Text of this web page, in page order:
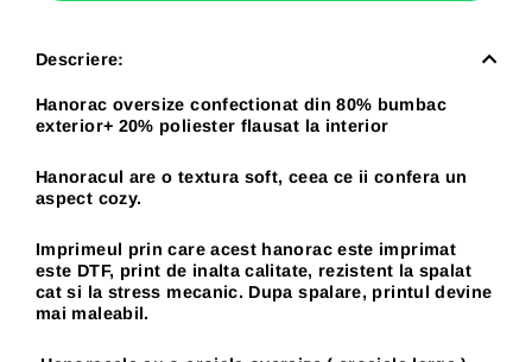
Descriere:
Hanorac oversize confectionat din 80% bumbac
exterior+ 20% poliester flausat la interior
Hanoracul are o textura soft, ceea ce ii confera un
aspect cozy.
Imprimeul prin care acest hanorac este imprimat
este DTF, print de inalta calitate, rezistent la spalat
cat si la stress mecanic. Dupa spalare, printul devine
mai maleabil.